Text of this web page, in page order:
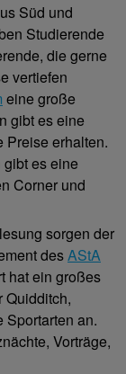
Süd und
Studierende
die gerne
vertiefen
eine große
gibt es eine
Preise erhalten.
es eine
Corner und
sorgen der
desAStA
hat ein großes
Quidditch,
Sportarten an.
Vorträge,